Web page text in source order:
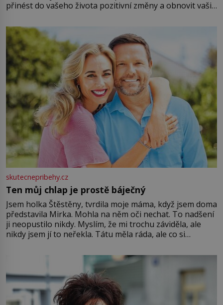
přinést do vašeho života pozitivní změny a obnovit vaši
můžete obohatit své rituály a přinést do svého života
větší harmonii a klid. Je důležité
skutecnepribehy.cz
Ten můj chlap je prostě báječný
Jsem holka Štěstěny, tvrdila moje máma, když jsem doma
představila Mirka. Mohla na něm oči nechat. To nadšení
ji neopustilo nikdy. Myslím, že mi trochu záviděla, ale
nikdy jsem jí to neřekla. Tátu měla ráda, ale co si
Jsme spolu moc rádi Tehdy byla jiná doba, když